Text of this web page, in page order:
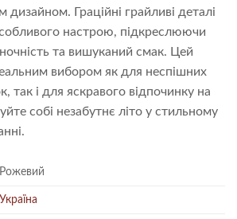
дизайном. Граційні грайливі деталі
настрою, підкреслюючи
та вишуканий смак. Цей
вибором як для неспішних
так і для яскравого відпочинку на
собі незабутнє літо у стильному
Рожевий
Україна